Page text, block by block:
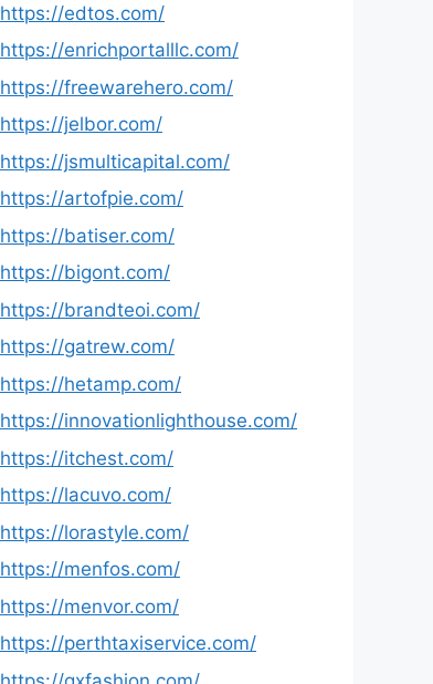
https://edtos.com/
https://enrichportalllc.com/
https://freewarehero.com/
https://jelbor.com/
https://jsmulticapital.com/
https://artofpie.com/
https://batiser.com/
https://bigont.com/
https://brandteoi.com/
https://gatrew.com/
https://hetamp.com/
https://innovationlighthouse.com/
https://itchest.com/
https://lacuvo.com/
https://lorastyle.com/
https://menfos.com/
https://menvor.com/
https://perthtaxiservice.com/